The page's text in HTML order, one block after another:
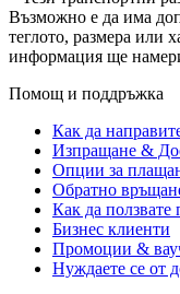
Възможно е да има
теглото, размера или
информация ще
Помощ и поддръжка
Как да
Изпращане &
Опции за
Обратно
Как да ползвате
Бизнес клиенти
Промоции &
Нуждаете се от